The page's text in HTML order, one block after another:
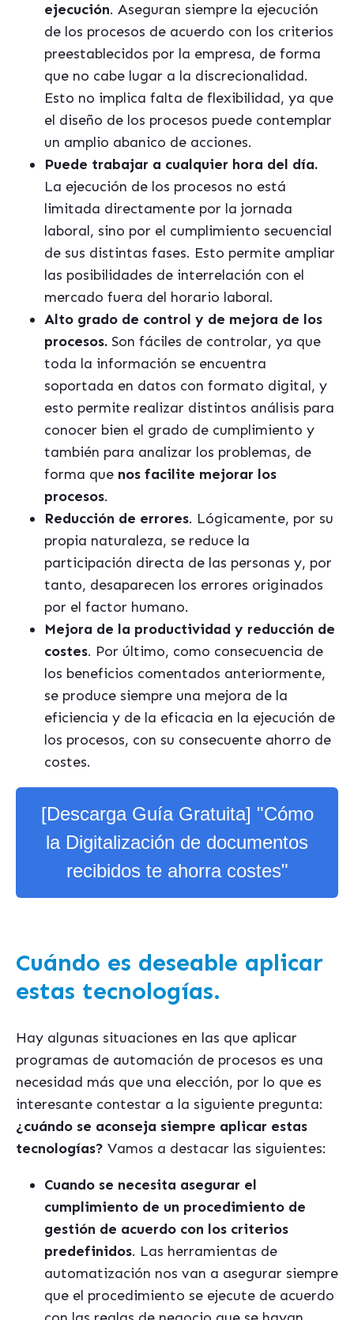
ejecución. Aseguran siempre la ejecución
de los procesos de acuerdo con los criterios
preestablecidos por la empresa, de forma
que no cabe lugar a la discrecionalidad.
Esto no implica falta de flexibilidad, ya que
el diseño de los procesos puede contemplar
un amplio abanico de acciones.
Puede trabajar a cualquier hora del día.
La ejecución de los procesos no está
limitada directamente por la jornada
laboral, sino por el cumplimiento secuencial
de sus distintas fases. Esto permite ampliar
las posibilidades de interrelación con el
mercado fuera del horario laboral.
Alto grado de control y de mejora de los
procesos. Son fáciles de controlar, ya que
toda la información se encuentra
soportada en datos con formato digital, y
esto permite realizar distintos análisis para
conocer bien el grado de cumplimiento y
también para analizar los problemas, de
forma que nos facilite mejorar los
procesos.
Reducción de errores. Lógicamente, por su
propia naturaleza, se reduce la
participación directa de las personas y, por
tanto, desaparecen los errores originados
por el factor humano.
Mejora de la productividad y reducción de
costes. Por último, como consecuencia de
los beneficios comentados anteriormente,
se produce siempre una mejora de la
eficiencia y de la eficacia en la ejecución de
los procesos, con su consecuente ahorro de
costes.
[Descarga Guía Gratuita] "Cómo
la Digitalización de documentos
recibidos te ahorra costes"
Cuándo es deseable aplicar
estas tecnologías.
Hay algunas situaciones en las que aplicar
programas de automación de procesos es una
necesidad más que una elección, por lo que es
interesante contestar a la siguiente pregunta:
¿cuándo se aconseja siempre aplicar estas
tecnologías? Vamos a destacar las siguientes:
Cuando se necesita asegurar el
cumplimiento de un procedimiento de
gestión de acuerdo con los criterios
predefinidos. Las herramientas de
automatización nos van a asegurar siempre
que el procedimiento se ejecute de acuerdo